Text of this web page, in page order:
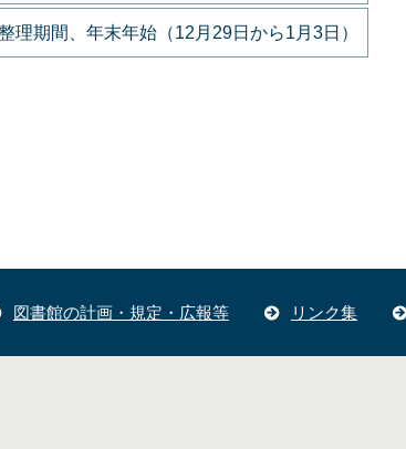
期間、年末年始（12月29日から1月3日）
図書館の計画・規定・広報等 リンク集